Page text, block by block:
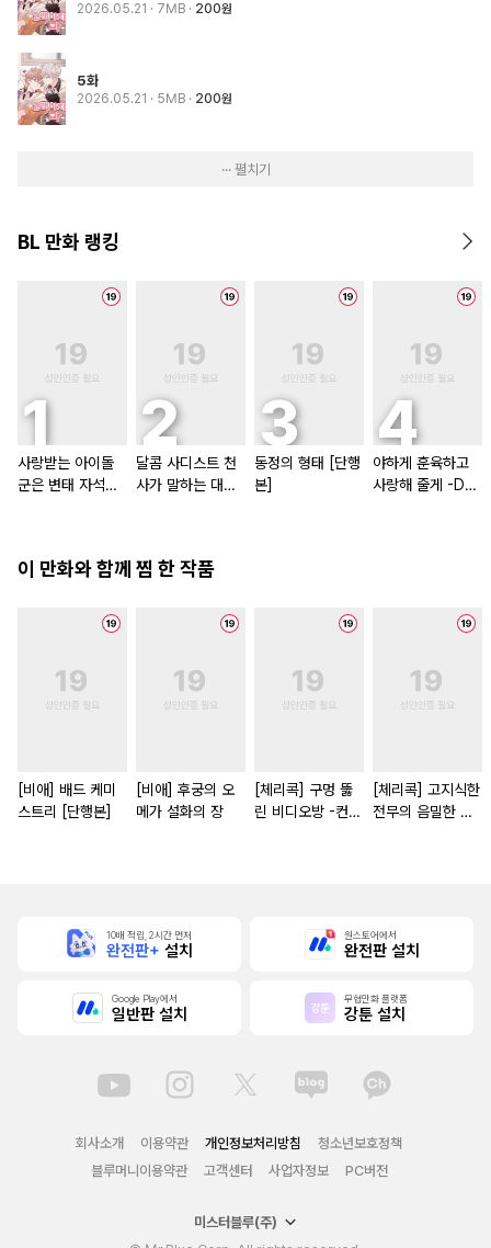
2026.05.21 · 7MB 200원
5화
2026.05.21 · 5MB 200원
··· 펼치기
BL 만화 랭킹
사랑받는 아이돌
군은 변태 자석
달콤 사디스트 천
사가 말하는 대로
동정의 형태 [단행
본]
야하게 훈육하고
사랑해 줄게 -Do
이 만화와 함께 찜 한 작품
[비애] 배드 케미
스트리 [단행본]
[비애] 후궁의 오
메가 설화의 장
[체리콕] 구멍 뚫
린 비디오방 -컨트
[체리콕] 고지식한
전무의 음밀한 성
10배 적립, 2시간 먼저
완전판+ 설치
원스토어에서
완전판 설치
Google Play에서
일반판 설치
무협만화 플랫폼
강툰 설치
회사소개 이용약관 개인정보처리방침
청소년보호정책
블루머니이용약관
고객센터 사업자정보 PC버전
미스터블루(주)